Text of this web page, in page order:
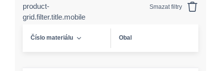
product-
grid.filter.title.mobile
Smazat filtry
Číslo materiálu Obal